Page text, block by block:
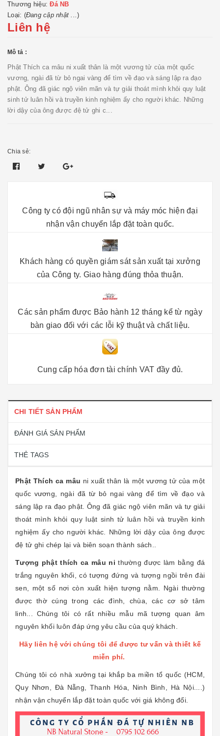
Thương hiệu:Đá NB
Loại: (Đang cập nhật ...)
Liên hệ
Mô tả :
Phật Thích ca mâu ni xuất thân là một vương tử của một quốc
vương, ngài đã từ bỏ ngai vàng để tìm về đạo và sáng lập ra đạo
phật. Ông đã giác ngộ viên mãn và tự giải thoát mình khỏi quy luật
sinh tử luân hồi và truyền kinh nghiệm ấy cho người khác. Những
lời dậy của ông được đệ tử ghi c...
Chia sẻ:
Công ty có đội ngũ nhân sự và máy móc hiện đại
nhận vận chuyển lắp đặt toàn quốc.
Khách hàng có quyền giám sát sản xuất tại xưởng
của Công ty. Giao hàng đúng thỏa thuận.
Các sản phẩm được Bảo hành 12 tháng kể từ ngày
bàn giao đối với các lỗi kỹ thuật và chất liệu.
Cung cấp hóa đơn tài chính VAT đầy đủ.
CHI TIẾT SẢN PHẨM
ĐÁNH GIÁ SẢN PHẨM
THẺ TAGS
Phật Thích ca mâu ni xuất thân là một vương tử của một
quốc vương, ngài đã từ bỏ ngai vàng để tìm về đạo và
sáng lập ra đạo phật. Ông đã giác ngộ viên mãn và tự giải
thoát mình khỏi quy luật sinh tử luân hồi và truyền kinh
nghiệm ấy cho người khác. Những lời dậy của ông được
đệ tử ghi chép lại và biên soạn thành sách..
Tượng phật thích ca mâu ni thường được làm bằng đá
trắng nguyên khối, có tượng đứng và tượng ngồi trên đài
sen, một số nơi còn xuất hiện tượng nằm. Ngài thường
được thờ cúng trong các đình, chùa, các cơ sở tâm
linh... Chúng tôi có rất nhiều mẫu mã tượng quan âm
nguyên khối luôn đáp ứng yêu cầu của quý khách.
Hãy liên hệ với chúng tôi để được tư vấn và thiết kế
miễn phí.
Chúng tôi có nhà xưởng tại khắp ba miền tổ quốc (HCM,
Quy Nhơn, Đà Nẵng, Thanh Hóa, Ninh Bình, Hà Nội....)
nhận vận chuyển lắp đặt toàn quốc với giá không đổi.